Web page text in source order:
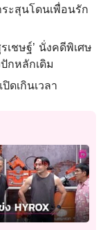
ระสุนโดนเพื่อนรัก
ชษฐ์’ นั่งคดีพิเศษ
กหลักเดิม
ดเกินเวลา